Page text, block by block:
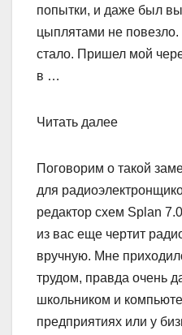
попытки, и даже был
цыплятами не
стало. Пришел мой
в …
Читать далее
Поговорим о такой
для
редактор схем Splan
из вас еще чертит
вручную. Мне
трудом, правда очень
школьником и
предприятиях или у